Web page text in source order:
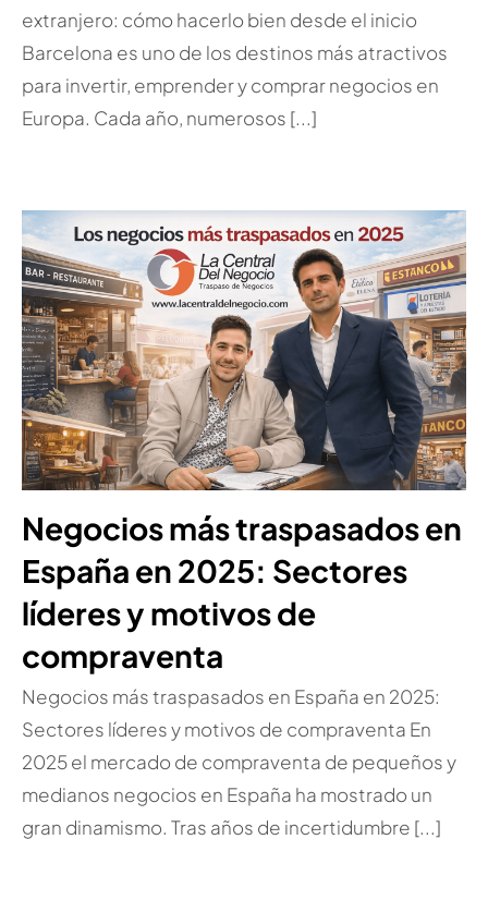
extranjero: cómo hacerlo bien desde el inicio
Barcelona es uno de los destinos más atractivos
para invertir, emprender y comprar negocios en
Europa. Cada año, numerosos [...]
Negocios más traspasados en
España en 2025: Sectores
líderes y motivos de
compraventa
Negocios más traspasados en España en 2025:
Sectores líderes y motivos de compraventa En
2025 el mercado de compraventa de pequeños y
medianos negocios en España ha mostrado un
gran dinamismo. Tras años de incertidumbre [...]